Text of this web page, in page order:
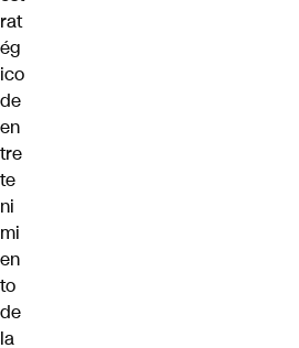
rat
ég
ico
de
en
tre
te
ni
mi
en
to
de
la